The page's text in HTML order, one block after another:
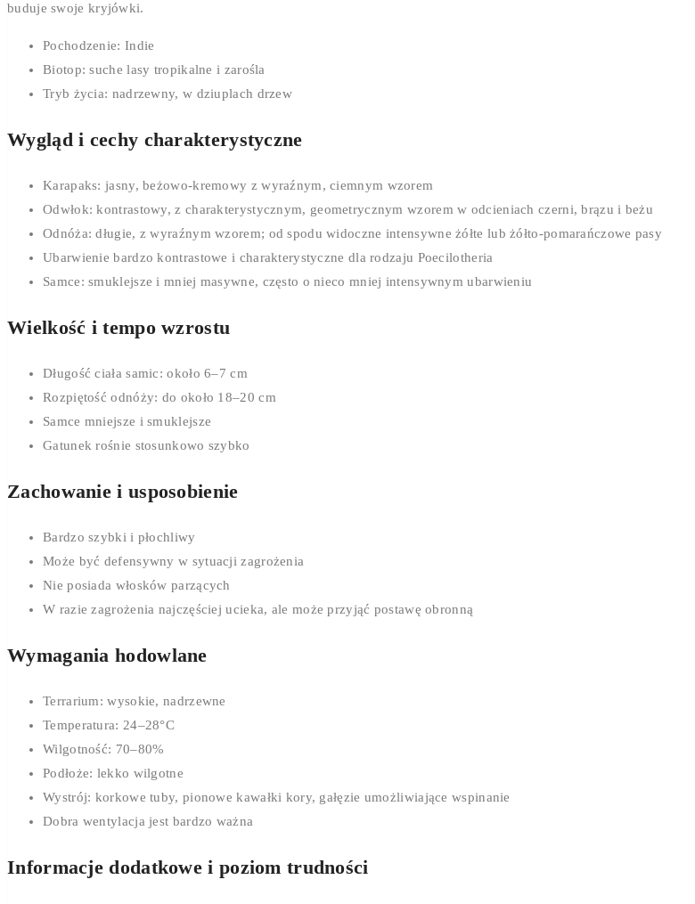
buduje swoje kryjówki.
Pochodzenie: Indie
Biotop: suche lasy tropikalne i zarośla
Tryb życia: nadrzewny, w dziuplach drzew
Wygląd i cechy charakterystyczne
Karapaks: jasny, beżowo-kremowy z wyraźnym, ciemnym wzorem
Odwłok: kontrastowy, z charakterystycznym, geometrycznym wzorem w odcieniach czerni, brązu i beżu
Odnóża: długie, z wyraźnym wzorem; od spodu widoczne intensywne żółte lub żółto-pomarańczowe pasy
Ubarwienie bardzo kontrastowe i charakterystyczne dla rodzaju Poecilotheria
Samce: smuklejsze i mniej masywne, często o nieco mniej intensywnym ubarwieniu
Wielkość i tempo wzrostu
Długość ciała samic: około 6–7 cm
Rozpiętość odnóży: do około 18–20 cm
Samce mniejsze i smuklejsze
Gatunek rośnie stosunkowo szybko
Zachowanie i usposobienie
Bardzo szybki i płochliwy
Może być defensywny w sytuacji zagrożenia
Nie posiada włosków parzących
W razie zagrożenia najczęściej ucieka, ale może przyjąć postawę obronną
Wymagania hodowlane
Terrarium: wysokie, nadrzewne
Temperatura: 24–28°C
Wilgotność: 70–80%
Podłoże: lekko wilgotne
Wystrój: korkowe tuby, pionowe kawałki kory, gałęzie umożliwiające wspinanie
Dobra wentylacja jest bardzo ważna
Informacje dodatkowe i poziom trudności